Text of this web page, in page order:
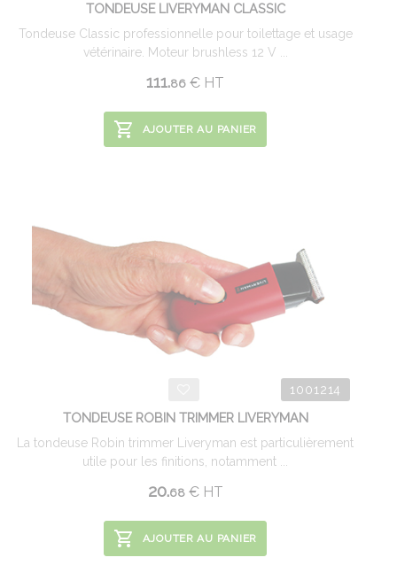
TONDEUSE LIVERYMAN CLASSIC
Tondeuse Classic professionnelle pour toilettage et usage
vétérinaire. Moteur brushless 12 V ...
111.86 € HT
AJOUTER AU PANIER
1001214
TONDEUSE ROBIN TRIMMER LIVERYMAN
La tondeuse Robin trimmer Liveryman est particulièrement
utile pour les finitions, notamment ...
20.68 €HT
AJOUTER AU PANIER